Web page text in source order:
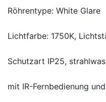
Röhrentype: White Glare
Lichtfarbe: 1750K,
Schutzart IP25,
mit IR-Fernbedienung